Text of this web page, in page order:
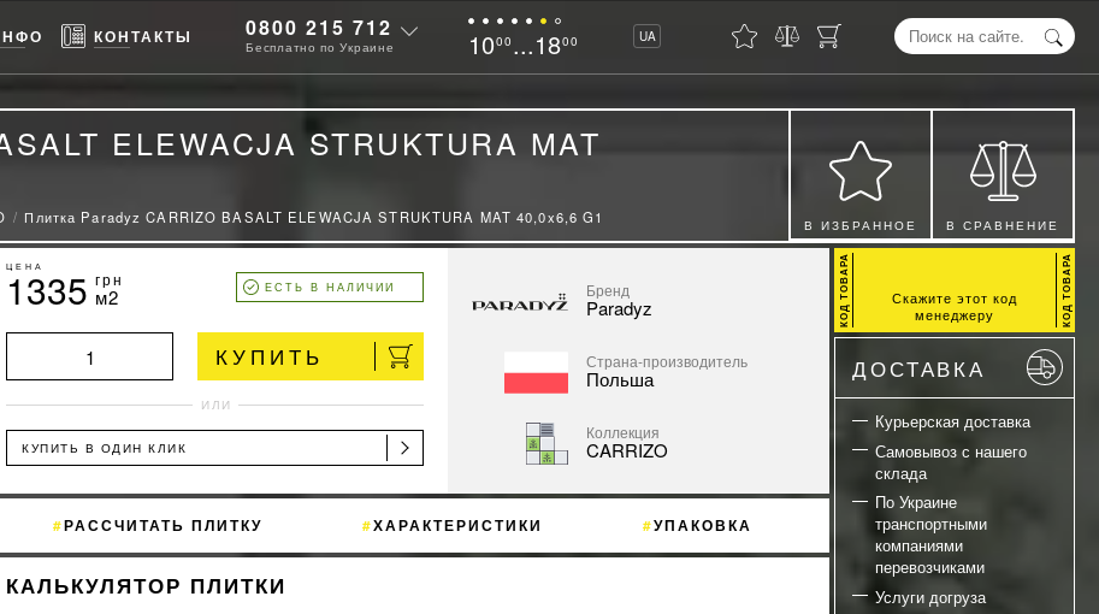
КОНТАКТЫ 0800 215 712
Бесплатно по Украине 1000 ...1800 UA
ELEWACJA STRUKTURA MAT
Плитка Paradyz CARRIZO BASALT ELEWACJA STRUKTURA MAT 40,0x6,6 G1 В ИЗБРАННОЕ В СРАВНЕНИЕ
ЦЕНА
1335 грн
м2 ЕСТЬ В НАЛИЧИИ
КУПИТЬ
ИЛИ
КУПИТЬ В ОДИН КЛИК
Бренд
Paradyz
Страна-производитель
Польша
Коллекция
CARRIZO
РАССЧИТАТЬ ПЛИТКУ ХАРАКТЕРИСТИКИ УПАКОВКА
КАЛЬКУЛЯТОР ПЛИТКИ
Скажите этот код
менеджеру
ДОСТАВКА
Курьерская доставка
Самовывоз с нашего
склада
По Украине
транспортными
компаниями
перевозчиками
Услуги догруза